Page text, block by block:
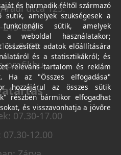
utca 125.
213-220
9490
profil.hu
07.30-17.00
12.00
és harmadik féltől származó
sütik, amelyek szükségesek a
sütik, amelyek
a weboldal használatakor;
összesített adatok előállítására
és a statisztikákról; és
releváns tartalom és reklám
Ha az "Összes elfogadása"
hozzájárul az összes sütik
részben bármikor elfogadhat
és visszavonhatja a jövőre